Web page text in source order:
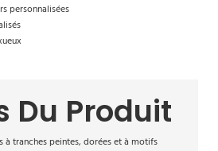
personnalisées
Du Produit
à tranches peintes, dorées et à motifs